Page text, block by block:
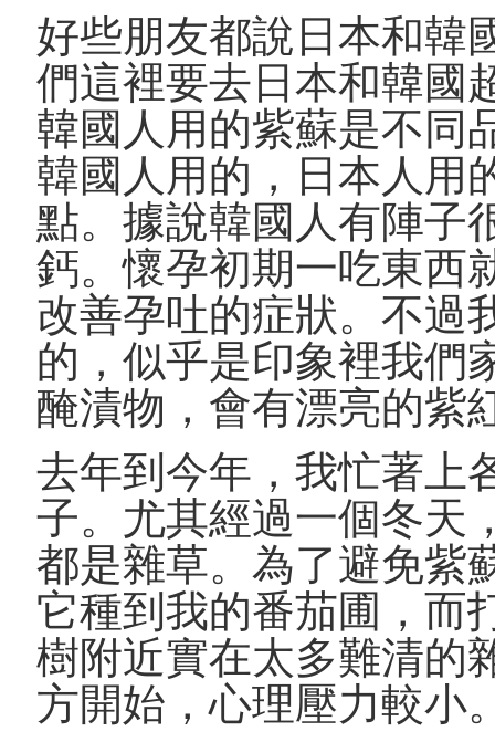
好些朋友都說日本和韓
們這裡要去日本和韓國
韓國人用的紫蘇是不同
韓國人用的，日本人用
點。據說韓國人有陣子
鈣。懷孕初期一吃東西
改善孕吐的症狀。不過
的，似乎是印象裡我們
醃漬物，會有漂亮的紫
去年到今年，我忙著上
子。尤其經過一個冬天
都是雜草。為了避免紫
它種到我的番茄圃，而
樹附近實在太多難清的
方開始，心理壓力較小